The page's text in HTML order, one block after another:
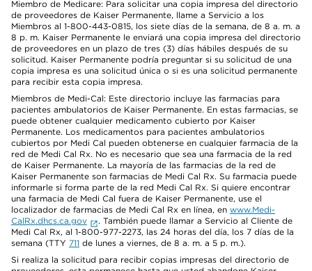
Miembro de Medicare: Para solicitar una copia impresa del directorio
de proveedores de Kaiser Permanente, llame a Servicio a los
Miembros al 1-800-443-0815, los siete días de la semana, de 8 a. m. a
8 p. m. Kaiser Permanente le enviará una copia impresa del directorio
de proveedores en un plazo de tres (3) días hábiles después de su
solicitud. Kaiser Permanente podría preguntar si su solicitud de una
copia impresa es una solicitud única o si es una solicitud permanente
para recibir esta copia impresa.
Miembros de Medi-Cal: Este directorio incluye las farmacias para
pacientes ambulatorios de Kaiser Permanente. En estas farmacias, se
puede obtener cualquier medicamento cubierto por Kaiser
Permanente. Los medicamentos para pacientes ambulatorios
cubiertos por Medi Cal pueden obtenerse en cualquier farmacia de la
red de Medi Cal Rx. No es necesario que sea una farmacia de la red
de Kaiser Permanente. La mayoría de las farmacias de la red de
Kaiser Permanente son farmacias de Medi Cal Rx. Su farmacia puede
informarle si forma parte de la red Medi Cal Rx. Si quiere encontrar
una farmacia de Medi Cal fuera de Kaiser Permanente, use el
localizador de farmacias de Medi Cal Rx en línea, en www.Medi-
CalRx.dhcs.ca.gov
. También puede llamar a Servicio al Cliente de
Medi Cal Rx, al 1-800-977-2273, las 24 horas del día, los 7 días de la
semana (TTY 711 de lunes a viernes, de 8 a. m. a 5 p. m.).
Si realiza la solicitud para recibir copias impresas del directorio de